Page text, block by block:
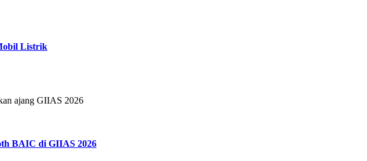
Listrik
ajang GIIAS 2026
BAIC di GIIAS 2026